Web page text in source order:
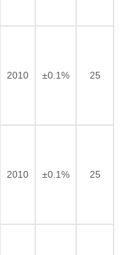
2010 ±0.1% 25
2010 ±0.1% 25